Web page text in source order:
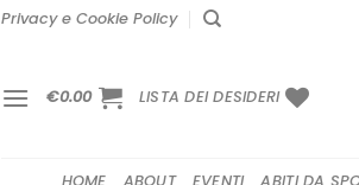
Privacy e Cookie Policy
€0.00 LISTA DEI DESIDERI
HOME ABOUT EVENTI ABITI DA